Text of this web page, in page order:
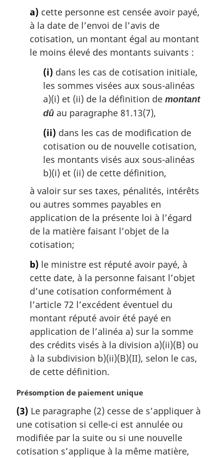
a) cette personne est censée avoir payé,
à la date de l’envoi de l’avis de
cotisation, un montant égal au montant
le moins élevé des montants suivants :
(i) dans les cas de cotisation initiale,
les sommes visées aux sous-alinéas
a)(i) et (ii) de la définition de montant
dû au paragraphe 81.13(7),
(ii) dans les cas de modification de
cotisation ou de nouvelle cotisation,
les montants visés aux sous-alinéas
b)(i) et (ii) de cette définition,
à valoir sur ses taxes, pénalités, intérêts
ou autres sommes payables en
application de la présente loi à l’égard
de la matière faisant l’objet de la
cotisation;
b) le ministre est réputé avoir payé, à
cette date, à la personne faisant l’objet
d’une cotisation conformément à
l’article 72 l’excédent éventuel du
montant réputé avoir été payé en
application de l’alinéa a) sur la somme
des crédits visés à la division a)(ii)(B) ou
à la subdivision b)(ii)(B)(II), selon le cas,
de cette définition.
N
t
e
m
a
Présomption de paiement unique
(3) Le paragraphe (2) cesse de s’appliquer à
une cotisation si celle-ci est annulée ou
modifiée par la suite ou si une nouvelle
cotisation s’applique à la même matière,